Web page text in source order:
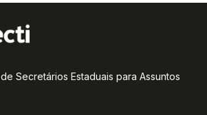
Secretários Estaduais para Assuntos